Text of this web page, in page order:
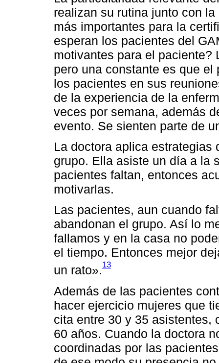
realizan su rutina junto con
más importantes para la
esperan los pacientes del
motivantes para el paciente?
pero una constante es que
los pacientes en sus
de la experiencia de la
veces por semana, además
evento. Se sienten parte de
La doctora aplica estrategias
grupo. Ella asiste un día a la
pacientes faltan, entonces
motivarlas.
Las pacientes, aun cuando
abandonan el grupo. Así lo
fallamos y en la casa no
el tiempo. Entonces mejor
un rato».13
Además de las pacientes
hacer ejercicio mujeres que
cita entre 30 y 35 asistentes,
60 años. Cuando la doctora
coordinadas por las